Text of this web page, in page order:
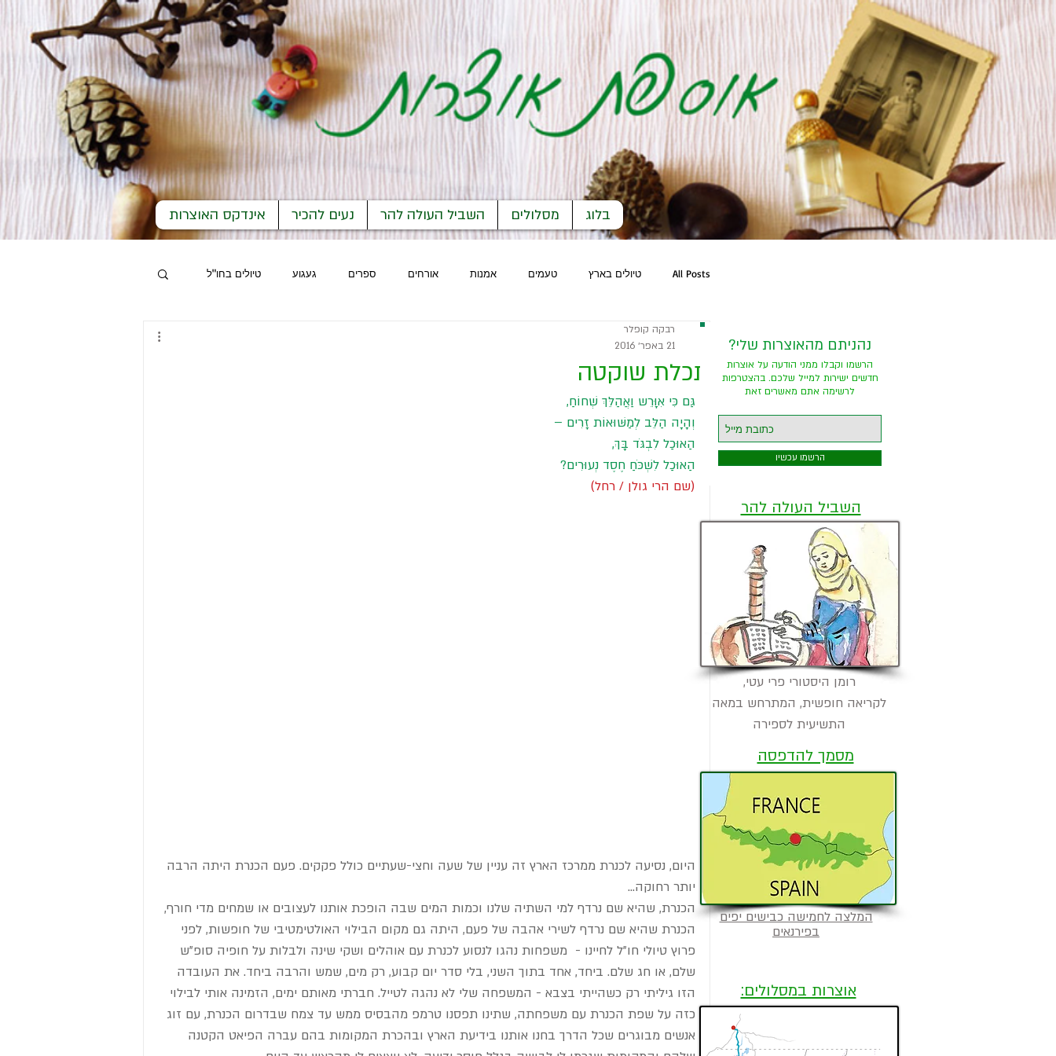
אינדקס האוצרות נעים להכיר השביל העולה להר מסלולים בלוג
All Posts טיולים בארץ טעמים אמנות אורחים ספרים געגוע טיולים בחו"ל
תכלת שוקטה
רבקה קופלר
21 באפר׳ 2016
גַּם כִּי אִוָּרֵש וַאֲהַלֵּךְ שְׁחוֹחַ,
וְהָיָה הַלֵּב לְמַשּׁוּאוֹת זָרִים –
הַאוּכַל לִבְגֹּד בָּךְ,
הַאוּכַל לִשְׁכֹּחַ חֶסֶד נְעוּרִים?
(שם הרי גולן / רחל)
היום, נסיעה לכנרת ממרכז הארץ זה עניין של שעה וחצי-שעתיים כולל פקקים. פעם הכנרת היתה הרבה
יותר רחוקה...
הכנרת, שהיא שם נרדף למי השתיה שלנו וכמות המים שבה הופכת אותנו לעצובים או שמחים מדי חורף,
הכנרת שהיא שם נרדף לשירי אהבה של פעם, היתה גם מקום הבילוי האולטימטיבי של חופשות, לפני
פרוץ טיולי חו"ל לחיינו -  משפחות נהגו לנסוע לכנרת עם אוהלים ושקי שינה ולבלות על חופיה סופ"ש
שלם, או חג שלם. ביחד, אחד בתוך השני, בלי סדר יום קבוע, רק מים, שמש והרבה ביחד. את העובדה
הזו גיליתי רק כשהייתי בצבא - המשפחה שלי לא נהגה לטייל. חברתי מאותם ימים, הזמינה אותי לבילוי
כזה על שפת הכנרת עם משפחתה, שתינו תפסנו טרמפ מהבסיס ממש עד צמח שבדרום הכנרת, עם זוג
אנשים מבוגרים שכל הדרך בחנו אותנו בידיעת הארץ ובהכרת המקומות בהם עברה הפיאט הקטנה
?נהניתם מהאוצרות שלי
הרשמו וקבלו ממני הודעה על אוצרות
חדשים ישירות למייל שלכם. בהצטרפות
לרשימה אתם מאשרים זאת
הרשמו עכשיו
השביל העולה להר
רומן היסטורי פרי עטי,
לקריאה חופשית, המתרחש במאה
התשיעית לספירה
מסמך להדפסה
המלצה לחמישה כבישים יפים
בפירנאים
אוצרות במסלולים: